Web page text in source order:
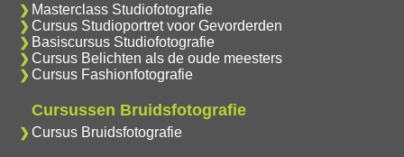
Masterclass Studiofotografie
Cursus Studioportret voor Gevorderden
Basiscursus Studiofotografie
Cursus Belichten als de oude meesters
Cursus Fashionfotografie
Cursussen Bruidsfotografie
Cursus Bruidsfotografie